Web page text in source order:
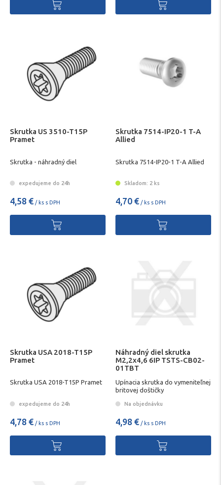
Skrutka US 3510-T15P
Pramet
Skrutka - náhradný diel
expedujeme do 24h
4,58 € / ks s DPH
Skrutka 7514-IP20-1 T-A
Allied
Skrutka 7514-IP20-1 T-A Allied
Skladom: 2 ks
4,70 € / ks s DPH
Skrutka USA 2018-T15P
Pramet
Skrutka USA 2018-T15P Pramet
expedujeme do 24h
4,78 € / ks s DPH
Náhradný diel skrutka
M2,2x4,6 6IP TSTS-CB02-
01TBT
Upínacia skrutka do vymeniteľnej
britovej doštičky
Na objednávku
4,98 € / ks s DPH